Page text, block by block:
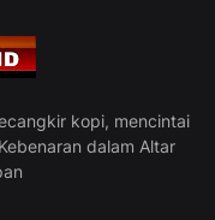
kopi, mencintai
dalam Altar